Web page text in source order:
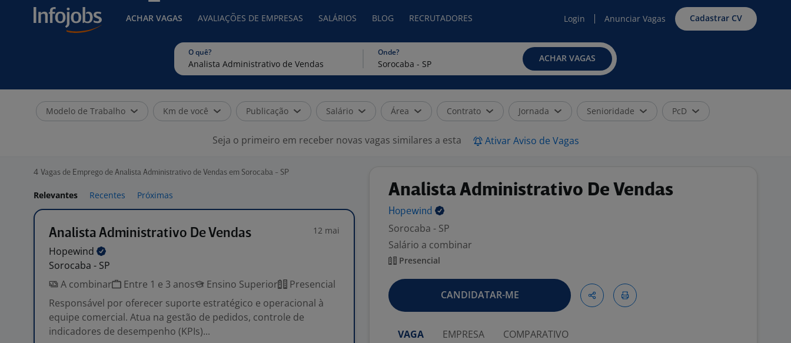
ACHAR VAGAS AVALIAÇÕES DE EMPRESAS SALÁRIOS BLOG RECRUTADORES Login Anunciar Vagas Cadastrar CV
O quê? Onde?
ACHAR VAGAS
Modelo de Trabalho Km de você Publicação Salário Área Contrato Jornada Senioridade PcD
Seja o primeiro em receber novas vagas similares a esta Ativar Aviso de Vagas
4 Vagas de Emprego de Analista Administrativo de Vendas em Sorocaba - SP
Relevantes Recentes Próximas
Analista Administrativo De Vendas 12 mai
Hopewind
Sorocaba - SP
A combinar
Entre 1 e 3 anos Ensino Superior
Presencial
Responsável por oferecer suporte estratégico e operacional à
equipe comercial. Atua na gestão de pedidos, controle de
indicadores de desempenho (KPIs)...
Analista Administrativo De Vendas
Hopewind
Sorocaba - SP
Salário a combinar
Presencial
CANDIDATAR-ME
VAGA EMPRESA COMPARATIVO